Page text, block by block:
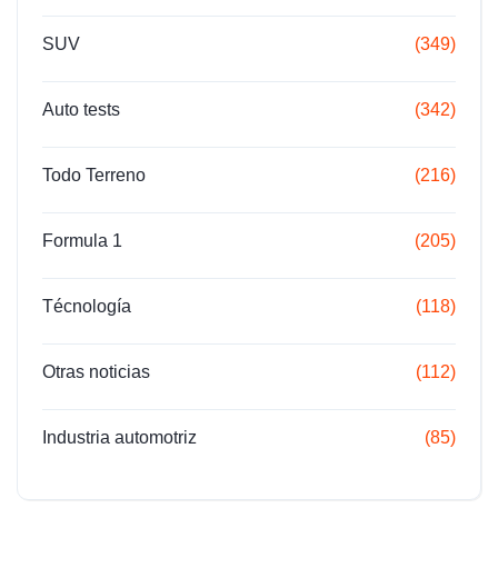
SUV (349)
Auto tests (342)
Todo Terreno (216)
Formula 1 (205)
Técnología (118)
Otras noticias (112)
Industria automotriz (85)